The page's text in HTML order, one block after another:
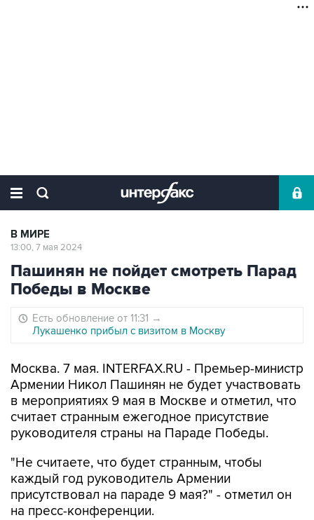
В МИРЕ
13:00, 7 мая 2024
Пашинян не пойдет смотреть Парад
Победы в Москве
Есть обновление от 11:31 →
Лукашенко прибыл с визитом в Москву
Москва. 7 мая. INTERFAX.RU - Премьер-министр
Армении Никол Пашинян не будет участвовать
в мероприятиях 9 мая в Москве и отметил, что
считает странным ежегодное присутствие
руководителя страны на Параде Победы.
"Не считаете, что будет странным, чтобы
каждый год руководитель Армении
присутствовал на параде 9 мая?" - отметил он
на пресс-конференции.